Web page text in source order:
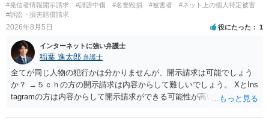
#発信者情報開示請求 #誹謗中傷 #名誉毀損 #被害者
#ネット上の個人特定被害
#訴訟・損害賠償請求
2026年8月5日 役にたった 1
インターネットに強い弁護士
稲葉 進太郎 弁護士
全てが同じ人物の犯行かは分かりませんが、開示請求は可能でしょう
か？ →５ｃｈの方の開示請求は内容からして難しいでしょう。 XとIns
tagramの方は内容からして開示請求ができる可能性が高いでしょう。